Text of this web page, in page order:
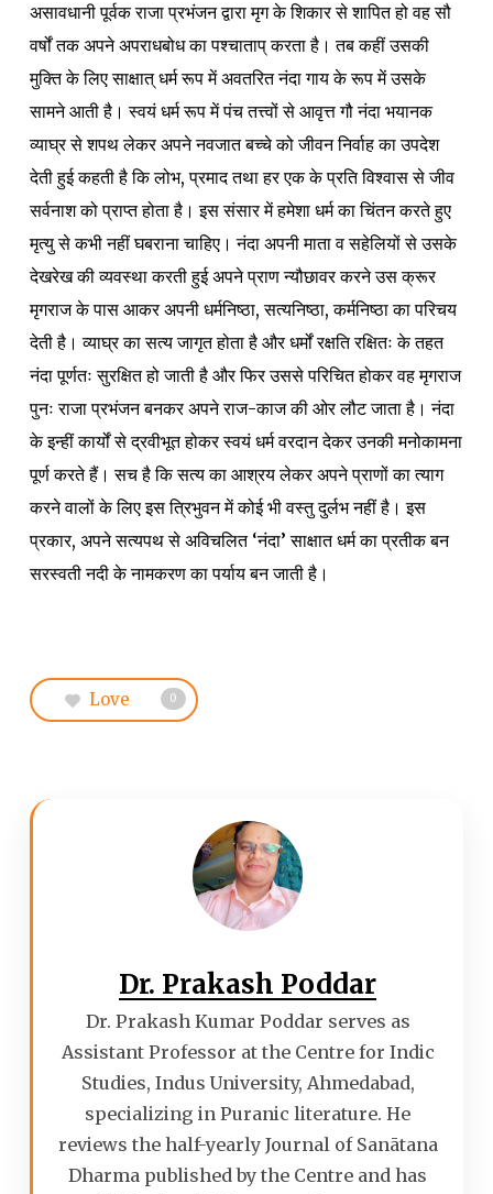
असावधानी पूर्वक राजा प्रभंजन द्वारा मृग के शिकार से शापित हो वह सौ
वर्षों तक अपने अपराधबोध का पश्चाताप् करता है। तब कहीं उसकी
मुक्ति के लिए साक्षात् धर्म रूप में अवतरित नंदा गाय के रूप में उसके
सामने आती है। स्वयं धर्म रूप में पंच तत्त्वों से आवृत्त गौ नंदा भयानक
व्याघ्र से शपथ लेकर अपने नवजात बच्चे को जीवन निर्वाह का उपदेश
देती हुई कहती है कि लोभ, प्रमाद तथा हर एक के प्रति विश्वास से जीव
सर्वनाश को प्राप्त होता है। इस संसार में हमेशा धर्म का चिंतन करते हुए
मृत्यु से कभी नहीं घबराना चाहिए। नंदा अपनी माता व सहेलियों से उसके
देखरेख की व्यवस्था करती हुई अपने प्राण न्यौछावर करने उस क्रूर
मृगराज के पास आकर अपनी धर्मनिष्ठा, सत्यनिष्ठा, कर्मनिष्ठा का परिचय
देती है। व्याघ्र का सत्य जागृत होता है औरधर्मों रक्षति रक्षितः के तहत
नंदा पूर्णतः सुरक्षित हो जाती है और फिर उससे परिचित होकर वह मृगराज
पुनः राजा प्रभंजन बनकर अपने राज-काज की ओर लौट जाता है। नंदा
के इन्हीं कार्यों से द्रवीभूत होकर स्वयं धर्म वरदान देकर उनकी मनोकामना
पूर्ण करते हैं। सच है कि सत्य का आश्रय लेकर अपने प्राणों का त्याग
करने वालों के लिए इस त्रिभुवन में कोई भी वस्तु दुर्लभ नहीं है। इस
प्रकार, अपने सत्यपथ से अविचलित ‘नंदा’ साक्षात धर्म का प्रतीक बन
सरस्वती नदी के नामकरण का पर्याय बन जाती है।
Love 0
Dr. Prakash Poddar
Dr. Prakash Kumar Poddar serves as
Assistant Professor at the Centre for Indic
Studies, Indus University, Ahmedabad,
specializing in Puranic literature. He
reviews the half-yearly Journal of Sanātana
Dharma published by the Centre and has